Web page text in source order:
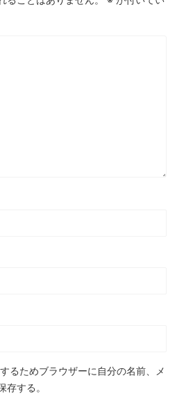
るためブラウザーに自分の名前、メ
存する。